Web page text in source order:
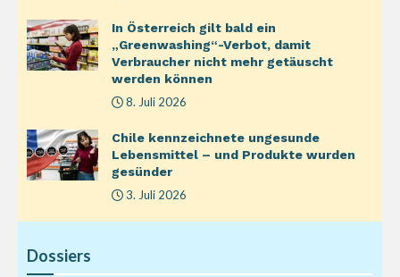
In Österreich gilt bald ein
„Greenwashing“-Verbot, damit
Verbraucher nicht mehr getäuscht
werden können
8. Juli 2026
Chile kennzeichnete ungesunde
Lebensmittel – und Produkte wurden
gesünder
3. Juli 2026
Dossiers